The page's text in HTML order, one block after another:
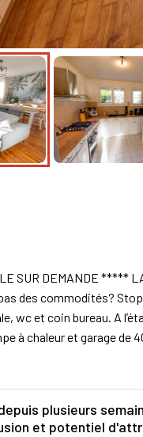
SUR DEMANDE *****
des commodités?
wc et coin bureau. A
à chaleur et garage de
plusieurs
et potentiel